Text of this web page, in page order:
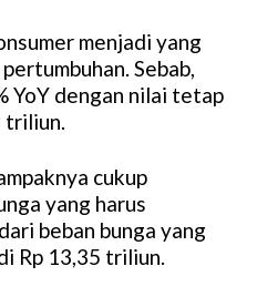
menjadi yang
Sebab,
YoY dengan nilai tetap
triliun.
cukup
yang harus
beban bunga yang
Rp 13,35 triliun.